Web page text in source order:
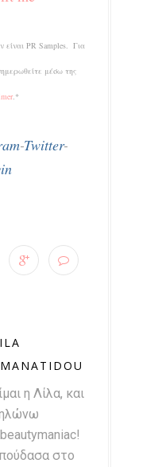
PR Samples. Για
μέσω της
.*
-Twitter-
η Λίλα, και
στο